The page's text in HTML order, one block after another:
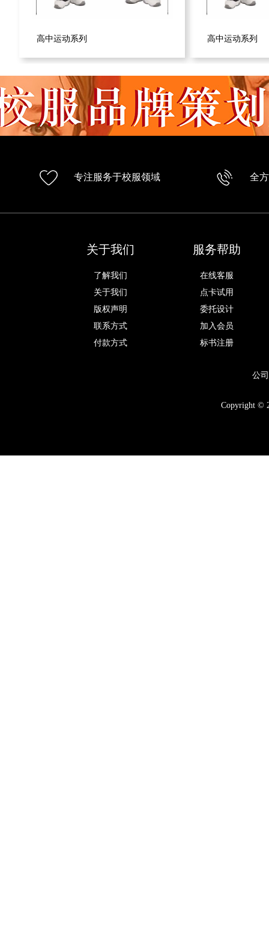
高中运动系列 高中运动系列
专注服务于校服领域 全
关于我们
了解我们
关于我们
版权声明
联系方式
付款方式
服务帮助
在线客服
点卡试用
委托设计
加入会员
标书注册
公
Copyright ©